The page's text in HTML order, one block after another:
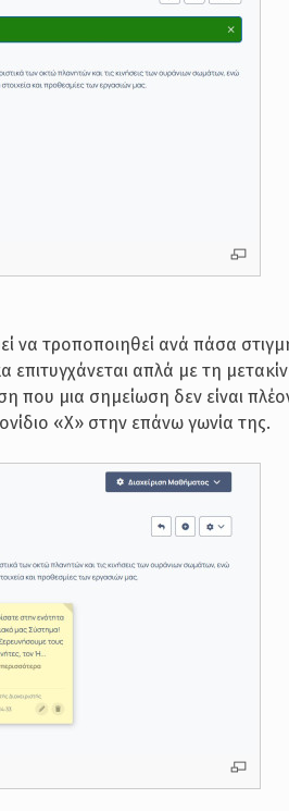
να τροποποιηθεί ανά πάσα
επιτυγχάνεται απλά με τη
που μια σημείωση δεν είναι
«X» στην επάνω γωνία της.